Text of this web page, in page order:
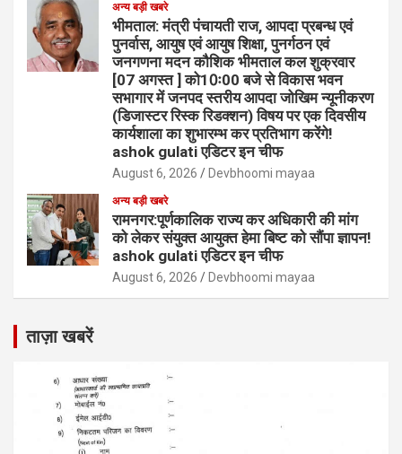
अन्य बड़ी खबरे
भीमताल: मंत्री पंचायती राज, आपदा प्रबन्ध एवं
पुनर्वास, आयुष एवं आयुष शिक्षा, पुनर्गठन एवं
जनगणना मदन कौशिक भीमताल कल शुक्रवार
[07 अगस्त ] को10ः00 बजे से विकास भवन
सभागार में जनपद स्तरीय आपदा जोखिम न्यूनीकरण
(डिजास्टर रिस्क रिडक्शन) विषय पर एक दिवसीय
कार्यशाला का शुभारम्भ कर प्रतिभाग करेंगे!
ashok gulati एडिटर इन चीफ
August 6, 2026 Devbhoomi mayaa
अन्य बड़ी खबरे
रामनगर:पूर्णकालिक राज्य कर अधिकारी की मांग
को लेकर संयुक्त आयुक्त हेमा बिष्ट को सौंपा ज्ञापन!
ashok gulati एडिटर इन चीफ
August 6, 2026 Devbhoomi mayaa
ताज़ा खबरें